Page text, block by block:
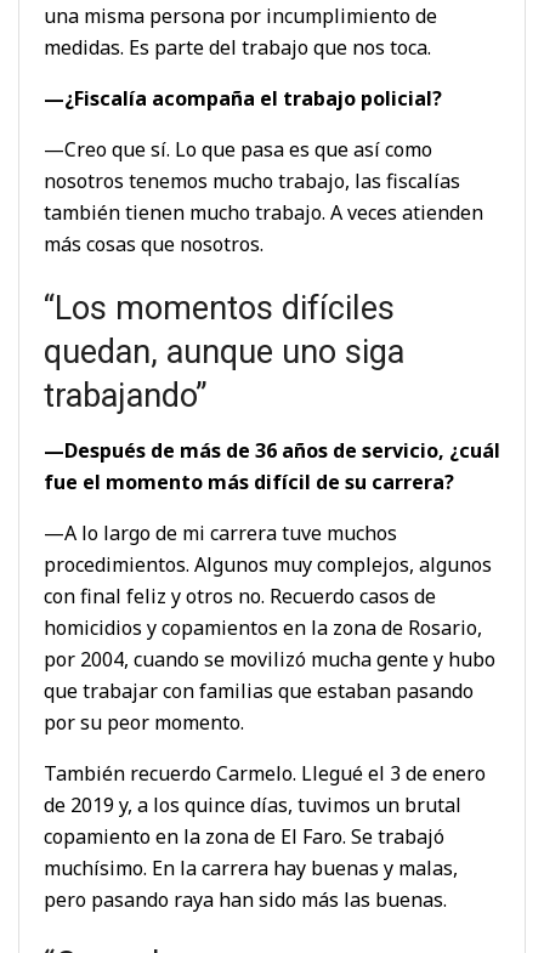
una misma persona por incumplimiento de
medidas. Es parte del trabajo que nos toca.
—¿Fiscalía acompaña el trabajo policial?
—Creo que sí. Lo que pasa es que así como
nosotros tenemos mucho trabajo, las fiscalías
también tienen mucho trabajo. A veces atienden
más cosas que nosotros.
“Los momentos difíciles
quedan, aunque uno siga
trabajando”
—Después de más de 36 años de servicio, ¿cuál
fue el momento más difícil de su carrera?
—A lo largo de mi carrera tuve muchos
procedimientos. Algunos muy complejos, algunos
con final feliz y otros no. Recuerdo casos de
homicidios y copamientos en la zona de Rosario,
por 2004, cuando se movilizó mucha gente y hubo
que trabajar con familias que estaban pasando
por su peor momento.
También recuerdo Carmelo. Llegué el 3 de enero
de 2019 y, a los quince días, tuvimos un brutal
copamiento en la zona de El Faro. Se trabajó
muchísimo. En la carrera hay buenas y malas,
pero pasando raya han sido más las buenas.